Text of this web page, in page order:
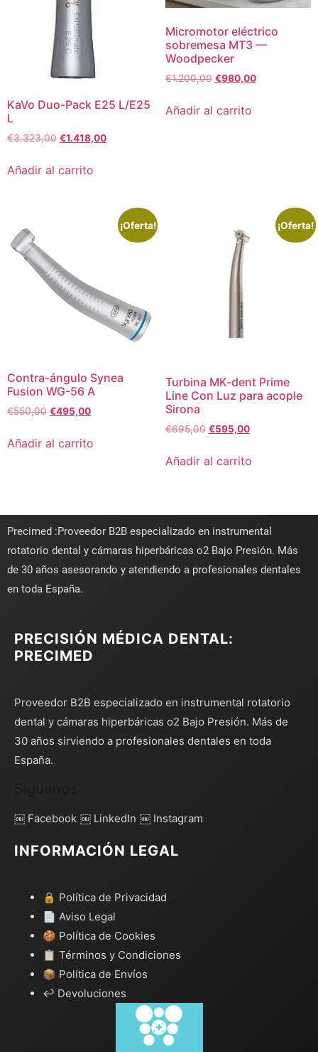
KaVo Duo-Pack E25 L/E25
L
€3.323,00 €1.418,00
Añadir al carrito
Micromotor eléctrico
sobremesa MT3 —
Woodpecker
€1.200,00 €980,00
Añadir al carrito
¡Oferta!
Contra-ángulo Synea
Fusion WG-56 A
€550,00 €495,00
Añadir al carrito
¡Oferta!
Turbina MK-dent Prime
Line Con Luz para acople
Sirona
€695,00 €595,00
Añadir al carrito
Precimed :Proveedor B2B especializado en instrumental
rotatorio dental y cámaras hiperbáricas o2 Bajo Presión. Más
de 30 años asesorando y atendiendo a profesionales dentales
en toda España.
PRECISIÓN MÉDICA DENTAL:
PRECIMED
Proveedor B2B especializado en instrumental rotatorio
dental y cámaras hiperbáricas o2 Bajo Presión. Más de
30 años sirviendo a profesionales dentales en toda
España.
￼ Facebook ￼ LinkedIn ￼ Instagram
INFORMACIÓN LEGAL
🔒 Política de Privacidad
📄 Aviso Legal
🍪 Política de Cookies
📋 Términos y Condiciones
📦 Política de Envíos
↩️ Devoluciones